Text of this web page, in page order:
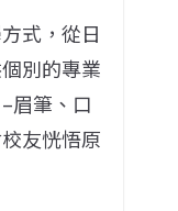
式，從日
別的專業
眉筆、口
友恍悟原